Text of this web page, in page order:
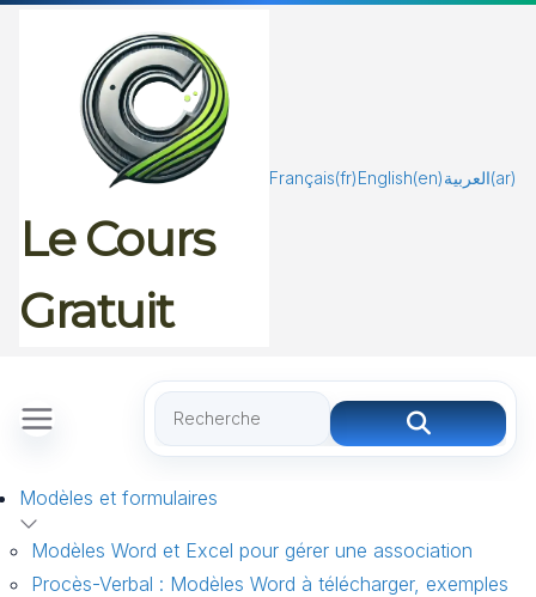
Le Cours
Gratuit
Français(fr) English(en)العربية(ar)
Modèles et formulaires
Modèles Word et Excel pour gérer une association
Procès-Verbal : Modèles Word à télécharger, exemples